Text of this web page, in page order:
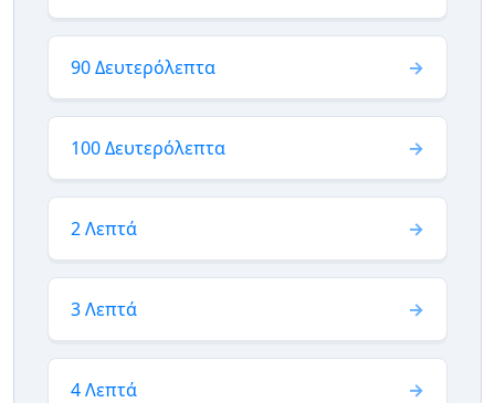
90 Δευτερόλεπτα
100 Δευτερόλεπτα
2 Λεπτά
3 Λεπτά
4 Λεπτά